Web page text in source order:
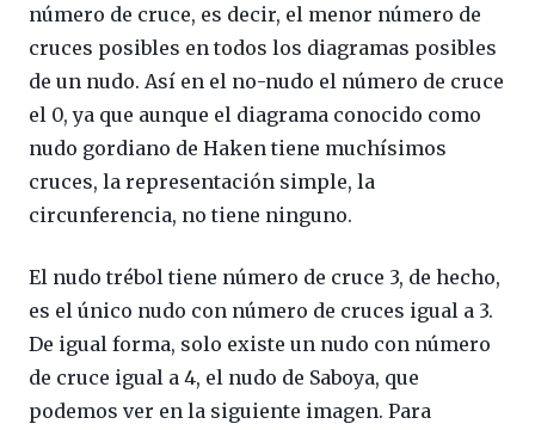
número de cruce, es decir, el menor número de
cruces posibles en todos los diagramas posibles
de un nudo. Así en el no-nudo el número de cruce
el 0, ya que aunque el diagrama conocido como
nudo gordiano de Haken tiene muchísimos
cruces, la representación simple, la
circunferencia, no tiene ninguno.
El nudo trébol tiene número de cruce 3, de hecho,
es el único nudo con número de cruces igual a 3.
De igual forma, solo existe un nudo con número
de cruce igual a 4, el nudo de Saboya, que
podemos ver en la siguiente imagen. Para